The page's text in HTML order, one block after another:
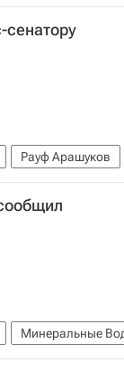
сенатору
Рауф Арашуков
Минеральные
клана